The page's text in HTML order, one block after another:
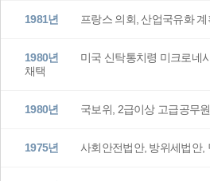
1981년 프랑스 의회, 산업국유화
1980년
미국 신탁통치령 미크로네
채택
1980년 국보위, 2급이상 고급공무
1975년 사회안전법안, 방위세법안,